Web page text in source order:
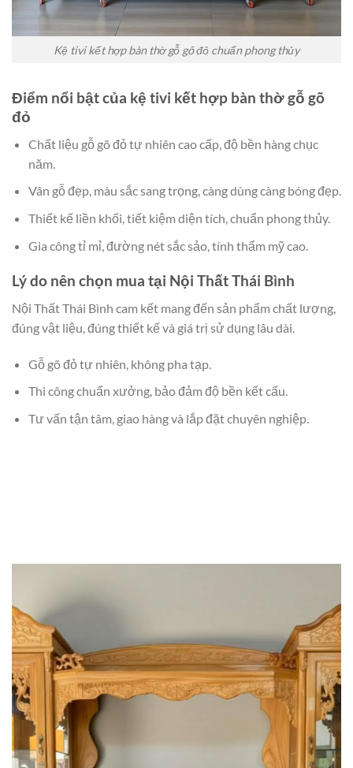
Kệ tivi kết hợp bàn thờ gỗ gõ đỏ chuẩn phong thủy
Điểm nổi bật của kệ tivi kết hợp bàn thờ gỗ gõ
đỏ
Chất liệu gỗ gõ đỏ tự nhiên cao cấp, độ bền hàng chục
năm.
Vân gỗ đẹp, màu sắc sang trọng, càng dùng càng bóng đẹp.
Thiết kế liền khối, tiết kiệm diện tích, chuẩn phong thủy.
Gia công tỉ mỉ, đường nét sắc sảo, tính thẩm mỹ cao.
Lý do nên chọn mua tại Nội Thất Thái Bình
Nội Thất Thái Bình cam kết mang đến sản phẩm chất lượng,
đúng vật liệu, đúng thiết kế và giá trị sử dụng lâu dài.
Gỗ gõ đỏ tự nhiên, không pha tạp.
Thi công chuẩn xưởng, bảo đảm độ bền kết cấu.
Tư vấn tận tâm, giao hàng và lắp đặt chuyên nghiệp.